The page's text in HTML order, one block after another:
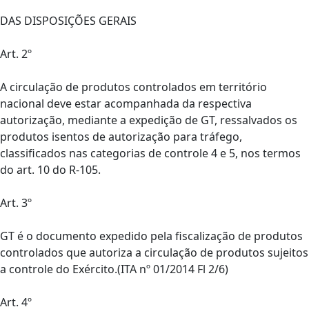
DAS DISPOSIÇÕES GERAIS
Art. 2º
A circulação de produtos controlados em território
nacional deve estar acompanhada da respectiva
autorização, mediante a expedição de GT, ressalvados os
produtos isentos de autorização para tráfego,
classificados nas categorias de controle 4 e 5, nos termos
do art. 10 do R-105.
Art. 3º
GT é o documento expedido pela fiscalização de produtos
controlados que autoriza a circulação de produtos sujeitos
a controle do Exército.(ITA nº 01/2014 Fl 2/6)
Art. 4º